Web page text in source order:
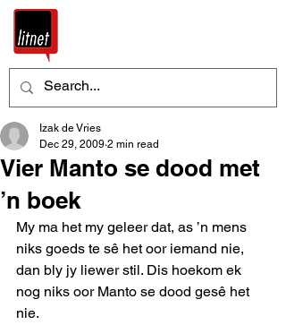
Vier Manto se dood met
’n boek
Izak de Vries
Dec 29, 2009 2 min read
My ma het my geleer dat, as ’n mens
niks goeds te sê het oor iemand nie,
dan bly jy liewer stil. Dis hoekom ek
nog niks oor Manto se dood gesê het
nie.